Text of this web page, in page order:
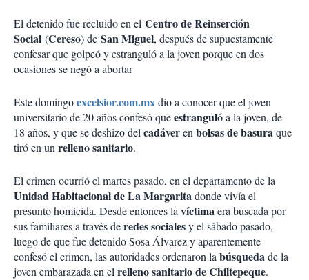
El detenido fue recluido en el Centro de Reinserción
Social (Cereso) de San Miguel, después de supuestamente
confesar que golpeó y estranguló a la joven porque en dos
ocasiones se negó a abortar
Este domingoexcelsior.com.mxdio a conocer que el joven
universitario de 20 años confesó queestrangulóa la joven, de
18 años, y que se deshizo del cadáveren bolsas de basuraque
tiró en un relleno sanitario.
El crimen ocurrió el martes pasado, en el departamento de la
Unidad Habitacional de La Margaritadonde vivía el
presunto homicida. Desde entonces la víctimaera buscada por
sus familiares a través deredes socialesy el sábado pasado,
luego de que fue detenido Sosa Álvarez y aparentemente
confesó el crimen, las autoridades ordenaron la búsquedade la
joven embarazada en el relleno sanitario de Chiltepeque.